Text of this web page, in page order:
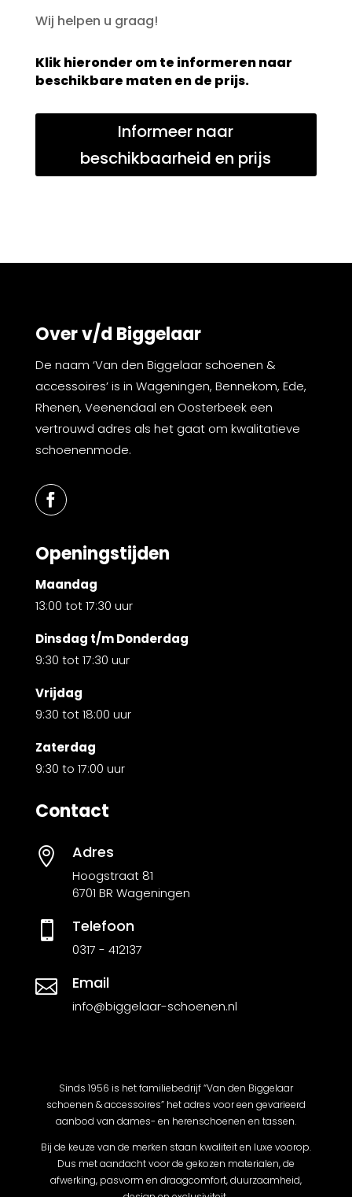
Wij helpen u graag!
Klik hieronder om te informeren naar
beschikbare maten en de prijs.
Informeer naar
beschikbaarheid en prijs
Over v/d Biggelaar
De naam ‘Van den Biggelaar schoenen &
accessoires’ is in Wageningen, Bennekom, Ede,
Rhenen, Veenendaal en Oosterbeek een
vertrouwd adres als het gaat om kwalitatieve
schoenenmode.
Openingstijden
Maandag
13:00 tot 17:30 uur
Dinsdag t/m Donderdag
9:30 tot 17:30 uur
Vrijdag
9:30 tot 18:00 uur
Zaterdag
9:30 to 17:00 uur
Contact
 Adres
Hoogstraat 81
6701 BR Wageningen
 Telefoon
0317 - 412137
 Email
info@biggelaar-schoenen.nl
Sinds 1956 is het familiebedrijf “Van den Biggelaar
schoenen & accessoires” het adres voor een gevarieerd
aanbod van dames- en herenschoenen en tassen.
Bij de keuze van de merken staan kwaliteit en luxe voorop.
Dus met aandacht voor de gekozen materialen, de
afwerking, pasvorm en draagcomfort, duurzaamheid,